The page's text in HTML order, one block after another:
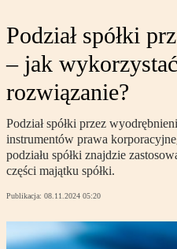
Podział spółki
– jak
rozwiązanie?
Podział spółki przez
instrumentów prawa
podziału spółki znajdzie
części majątku spółki.
Publikacja: 08.11.2024 05:20